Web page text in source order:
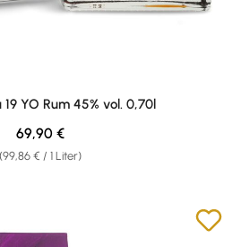
YO Rum 45% vol. 0,70l
(99,86 € / 1 Liter)
Regulärer Preis:
69,90 €